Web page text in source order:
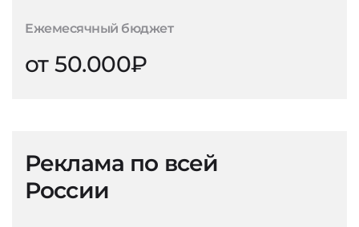
Ежемесячный бюджет
от 50.000₽
Реклама по всей
России